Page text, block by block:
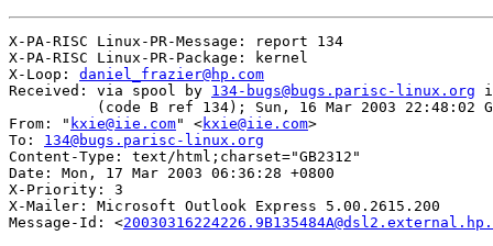
X-PA-RISC Linux-PR-Message: report 134
X-PA-RISC Linux-PR-Package: kernel
X-Loop: daniel_frazier@hp.com
Received: via spool by 134-bugs@bugs.parisc-linux.org
(code B ref 134); Sun, 16 Mar 2003 22:48:02
From: " kxie@iie.com" <kxie@iie.com>
To: 134@bugs.parisc-linux.org
Content-Type: text/html;charset="GB2312"
Date: Mon, 17 Mar 2003 06:36:28 +0800
X-Priority: 3
X-Mailer: Microsoft Outlook Express 5.00.2615.200
Message-Id: <